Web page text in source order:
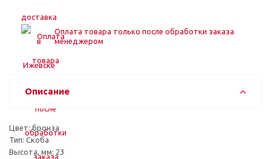
Оплата товара только после обработки заказа
менеджером
Описание
Цвет: бронза
Тип: Скоба
Высота, мм: 23